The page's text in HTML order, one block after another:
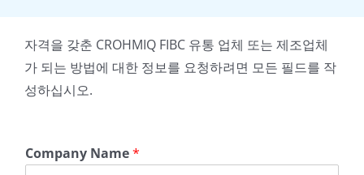
자격을 갖춘 CROHMIQ FIBC 유통 업체 또는 제조업체
가 되는 방법에 대한 정보를 요청하려면 모든 필드를 작
성하십시오.
E
m
Company Name*